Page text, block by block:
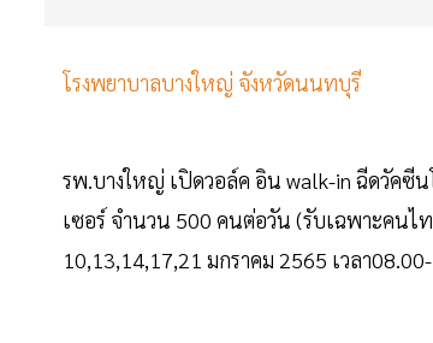
โรงพยาบาลบางใหญ่ จังหวัดนนทบุรี
รพ.บางใหญ่ เปิดวอล์ค อิน walk-in ฉีดวัคซี
เซอร์ จำนวน 500 คนต่อวัน (รับเฉพาะคน
10,13,14,17,21 มกราคม 2565 เวลา